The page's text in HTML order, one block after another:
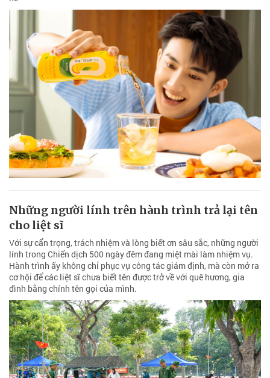
Những người lính trên hành trình trả lại tên
cho liệt sĩ
Với sự cẩn trọng, trách nhiệm và lòng biết ơn sâu sắc, những người
lính trong Chiến dịch 500 ngày đêm đang miệt mài làm nhiệm vụ.
Hành trình ấy không chỉ phục vụ công tác giám định, mà còn mở ra
cơ hội để các liệt sĩ chưa biết tên được trở về với quê hương, gia
đình bằng chính tên gọi của mình.